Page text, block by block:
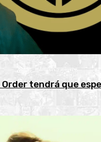
Order tendrá que